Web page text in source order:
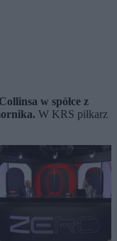
w spółce z
W KRS piłkarz